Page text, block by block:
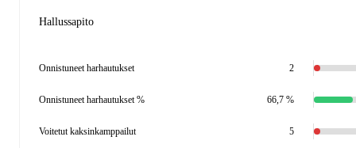
Hallussapito
Onnistuneet harhautukset 2
Onnistuneet harhautukset % 66,7 %
Voitetut kaksinkamppailut 5